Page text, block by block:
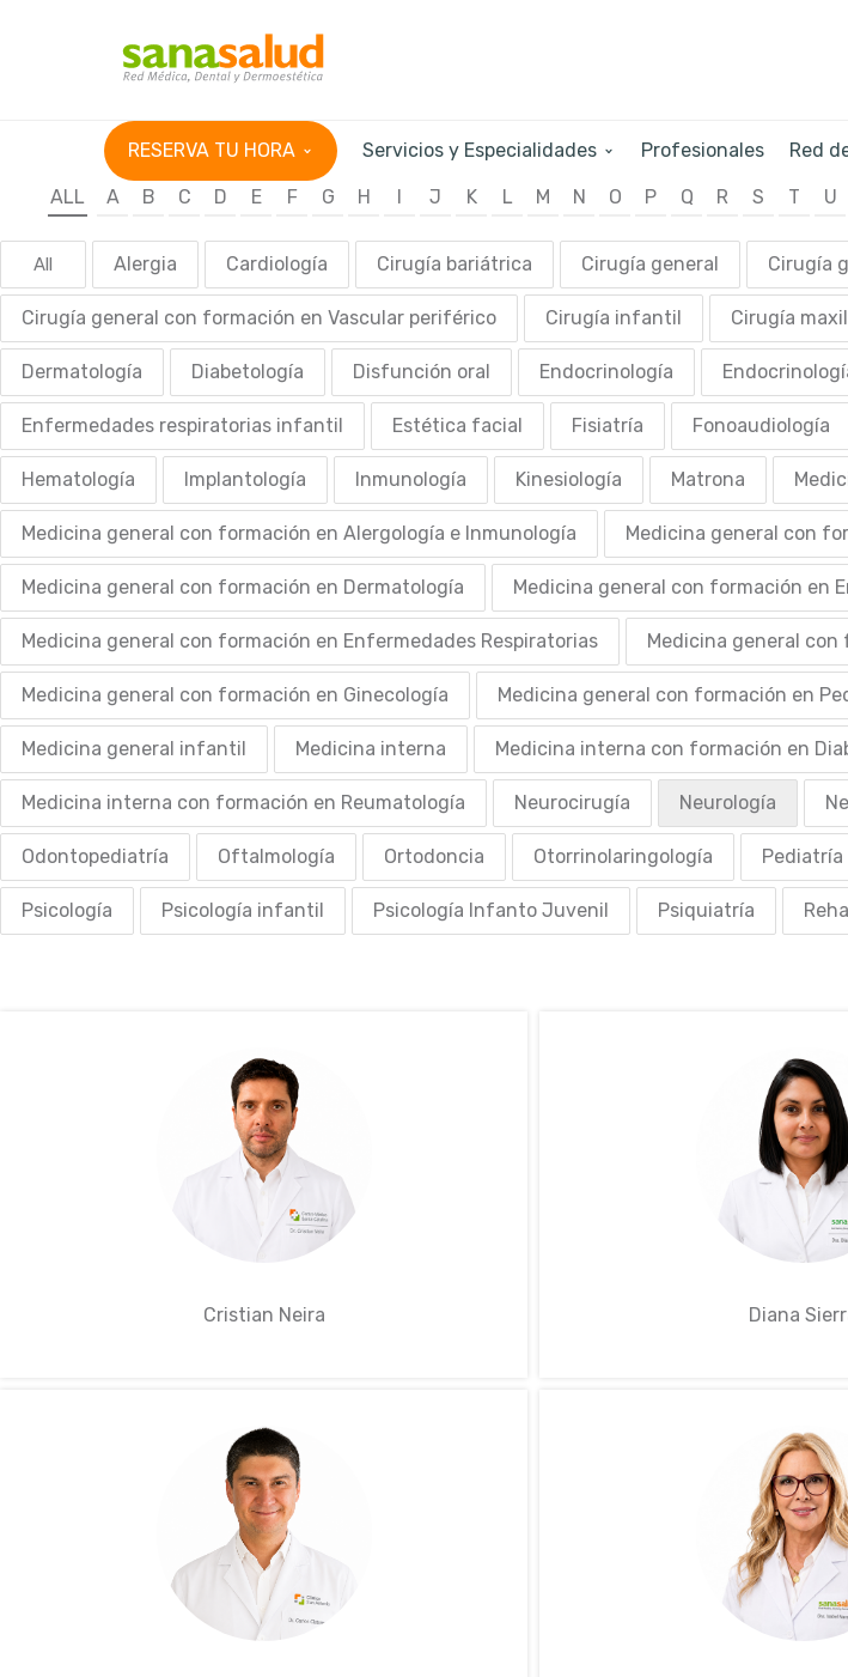
RESERVA TU HORA Servicios y Especialidades Profesionales Red
ALL A B C D E F G H I J K L M N O P Q R S T U
All Alergia Cardiología Cirugía bariátrica Cirugía general Cirugía
Cirugía general con formación en Vascular periférico Cirugía infantil Cirugía
Dermatología Diabetología Disfunción oral Endocrinología
Enfermedades respiratorias infantil Estética facial Fisiatría Fonoaudiología
Hematología Implantología Inmunología Kinesiología Matrona
Medicina general con formación en Alergología e Inmunología Medicina general con
Medicina general con formación en Dermatología Medicina general con formación en
Medicina general con formación en Enfermedades Respiratorias Medicina general
Medicina general con formación en Ginecología Medicina general con formación en
Medicina general infantil Medicina interna Medicina interna con formación en
Medicina interna con formación en Reumatología Neurocirugía Neurología
Odontopediatría Oftalmología Ortodoncia Otorrinolaringología Pediatría
Psicología Psicología infantil Psicología Infanto Juvenil Psiquiatría
Cristian Neira Diana